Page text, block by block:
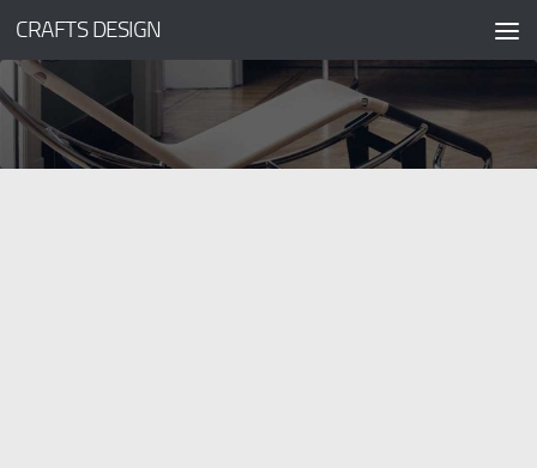
コンテンツへスキップ
CRAFTS DESIGN